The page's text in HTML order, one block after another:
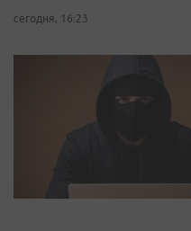
сегодня, 16:23